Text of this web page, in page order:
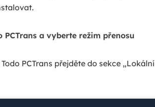
PCTrans a vyberte režim přenosu
PCTrans přejděte do sekce